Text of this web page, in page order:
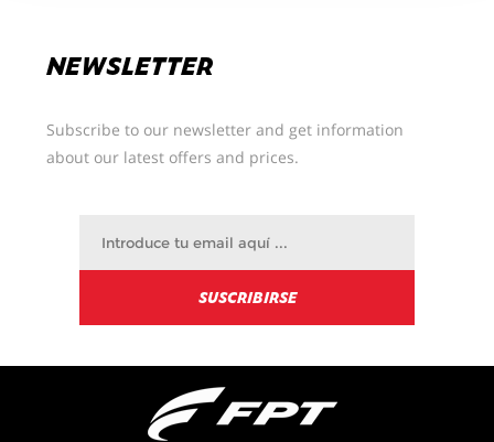
NEWSLETTER
Subscribe to our newsletter and get information
about our latest offers and prices.